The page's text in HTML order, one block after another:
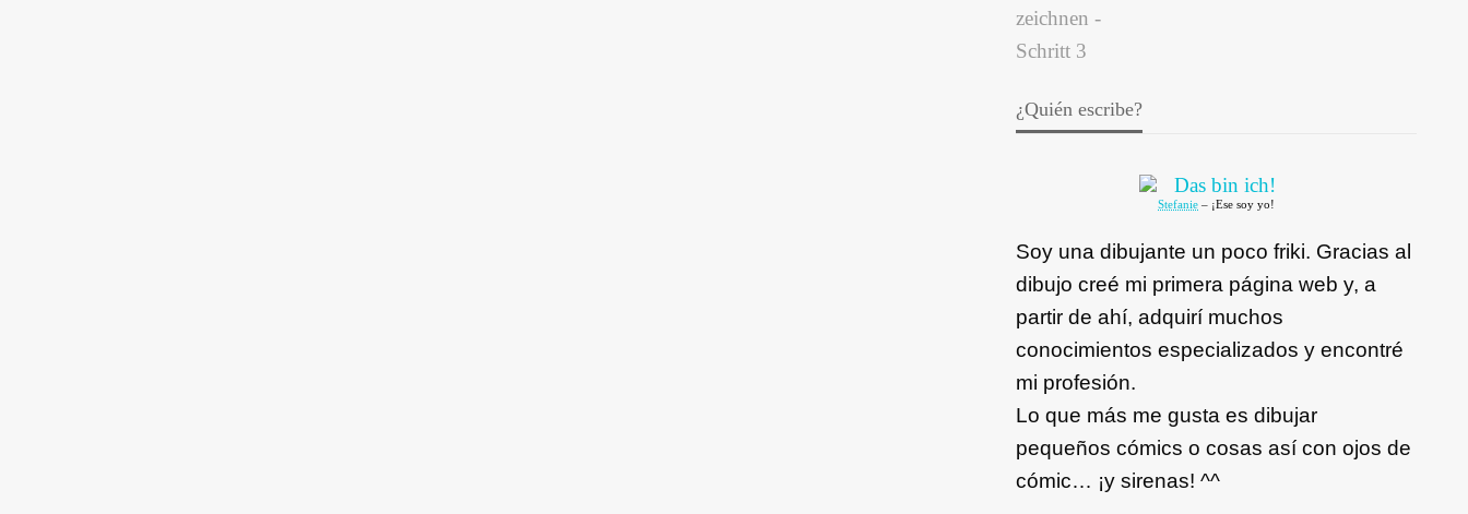
¿Quién escribe?
Stefanie – ¡Ese soy yo!
Soy una dibujante un poco friki. Gracias al
dibujo creé mi primera página web y, a
partir de ahí, adquirí muchos
conocimientos especializados y encontré
mi profesión.
Lo que más me gusta es dibujar
pequeños cómics o cosas así con ojos de
cómic… ¡y sirenas! ^^